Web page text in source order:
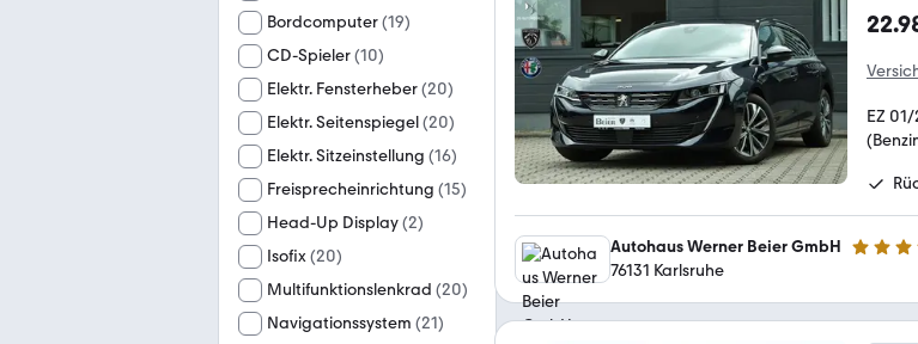
Bordcomputer(19)
CD-Spieler(10)
Elektr. Fensterheber(20)
Elektr. Seitenspiegel(20)
Elektr. Sitzeinstellung (16)
Freisprecheinrichtung (15)
Head-Up Display(2)
Isofix(20)
Multifunktionslenkrad (20)
Navigationssystem (21)
EZ
Autohaus Werner Beier GmbH 4.3
76131 Karlsruhe